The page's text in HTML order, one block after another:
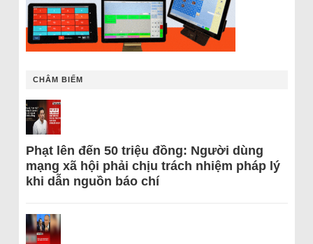
CHÂM BIẾM
Phạt lên đến 50 triệu đồng: Người dùng
mạng xã hội phải chịu trách nhiệm pháp lý
khi dẫn nguồn báo chí